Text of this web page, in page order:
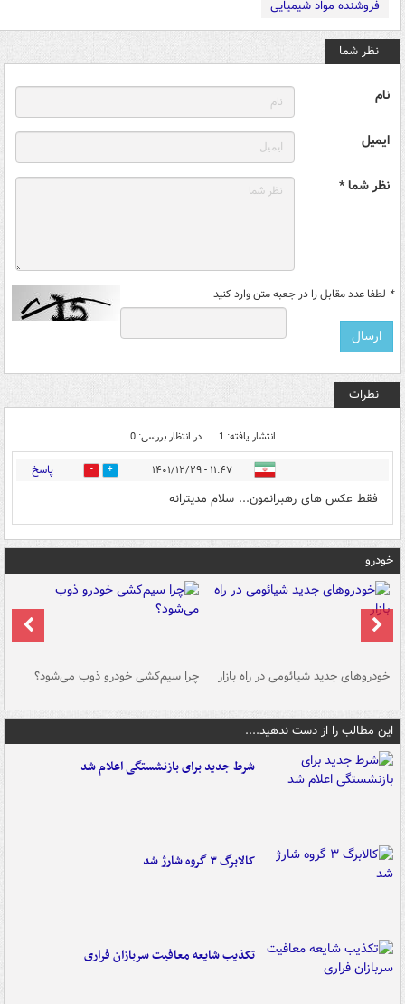
فروشنده مواد شیمیایی
نظر شما
نام
ایمیل
نظر شما *
* لطفا عدد مقابل را در جعبه متن وارد کنید
نظرات
انتشار یافته: 1 در انتظار بررسی: 0
۱۱:۴۷ - ۱۴۰۱/۱۲/۲۹ 0 پاسخ
فقط عکس های رهبرانمون... سلام مدیترانه
خودرو
خودروهای جدید شیائومی در راه بازار چرا سیم‌کشی خودرو ذوب می‌شود؟
این مطالب را از دست ندهید....
شرط جدید برای بازنشستگی اعلام شد
کالابرگ ۳ گروه شارژ شد
تکذیب شایعه معافیت سربازان فراری